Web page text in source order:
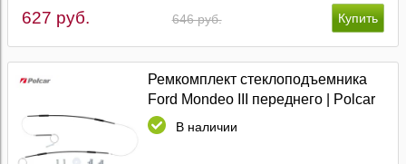
646 руб.
627 руб.
Ремкомплект стеклоподъемника
Ford Mondeo III переднего | Polcar
В наличии